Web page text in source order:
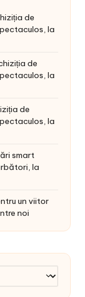
de
la
de
la
de
la
smart
la
un viitor
noi